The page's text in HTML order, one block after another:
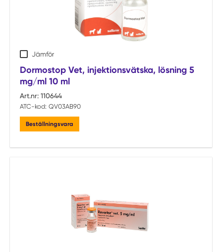
Jämför
Dormostop Vet, injektionsvätska, lösning 5
mg/ml 10 ml
Art.nr: 110644
ATC-kod: QV03AB90
Beställningsvara